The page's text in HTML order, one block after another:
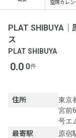
空席カレン
PLAT SHIBUYA
ス
PLAT SHIBUYA
0.0 0件
住所
東京
宮前
号エ
最寄駅
原宿